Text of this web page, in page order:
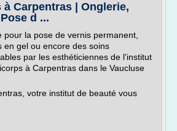
Carpentras | Onglerie,
d ...
pour la pose de vernis permanent,
en gel ou encore des soins
par les esthéticiennes de l'institut
à Carpentras dans le Vaucluse
votre institut de beauté vous